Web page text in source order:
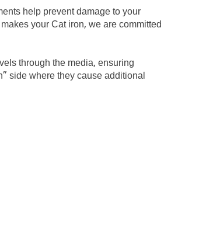
help prevent damage to your
your Cat iron, we are committed
through the media, ensuring
side where they cause additional